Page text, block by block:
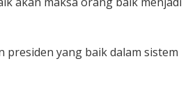
yang baik dalam sistem